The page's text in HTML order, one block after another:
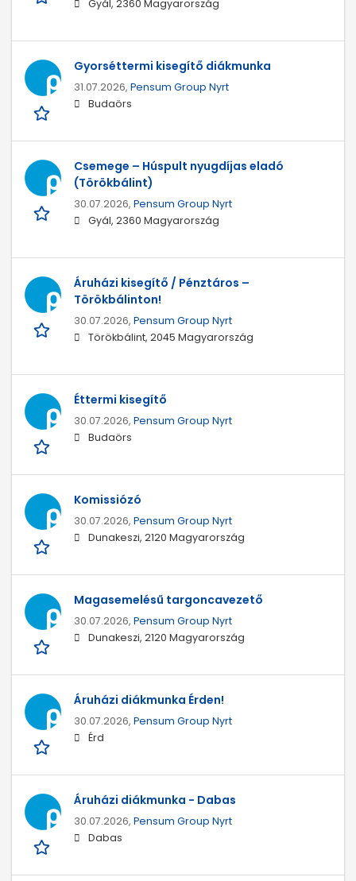
Gyál, 2360 Magyarország
Gyorséttermi kisegítő diákmunka
31.07.2026, Pensum Group Nyrt
Budaörs
Csemege – Húspult nyugdíjas eladó
(Törökbálint)
30.07.2026, Pensum Group Nyrt
Gyál, 2360 Magyarország
Áruházi kisegítő / Pénztáros –
Törökbálinton!
30.07.2026, Pensum Group Nyrt
Törökbálint, 2045 Magyarország
Éttermi kisegítő
30.07.2026, Pensum Group Nyrt
Budaörs
Komissiózó
30.07.2026, Pensum Group Nyrt
Dunakeszi, 2120 Magyarország
Magasemelésű targoncavezető
30.07.2026, Pensum Group Nyrt
Dunakeszi, 2120 Magyarország
Áruházi diákmunka Érden!
30.07.2026, Pensum Group Nyrt
Érd
Áruházi diákmunka - Dabas
30.07.2026, Pensum Group Nyrt
Dabas